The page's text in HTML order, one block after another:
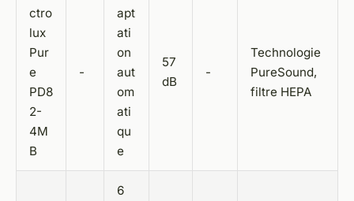
ctro
lux
Pur
e
PD8
2-
4M
B
-
apt
ati
on
aut
om
ati
qu
e
57
dB
-
Technologie
PureSound,
filtre HEPA
6